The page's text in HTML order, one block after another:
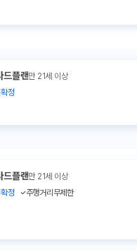
드플랜만 21세 이상
정
드플랜만 21세 이상
정
주행거리무제한